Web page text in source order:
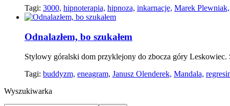
Tagi: 3000, hipnoterapia, hipnoza, inkarnacje, Marek Plewniak,
Odnalazłem, bo szukałem
Stylowy góralski dom przyklejony do zbocza góry Leskowiec.
Tagi: buddyzm, eneagram, Janusz Olenderek, Mandala,
Wyszukiwarka